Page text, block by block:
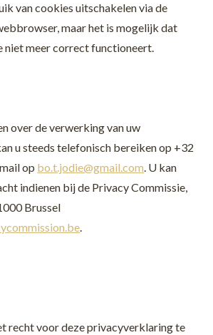
van cookies uitschakelen via de
maar het is mogelijk dat
niet meer correct functioneert.
over de verwerking van uw
u steeds telefonisch bereiken op +32
op bo.t.jodie@gmail.com. U kan
indienen bij de Privacy Commissie,
Brussel
.
recht voor deze privacyverklaring te